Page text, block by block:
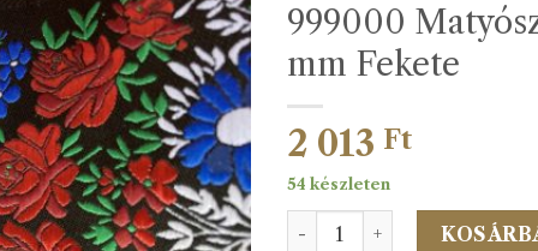
999000
mm Fekete
2 013 Ft
54 készleten
999000 Matyószalag 100